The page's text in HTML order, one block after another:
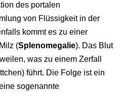
des portalen
von Flüssigkeit in der
kommt es zu einer
(Splenomegalie). Das Blut
was zu einem Zerfall
führt. Die Folge ist ein
sogenannte